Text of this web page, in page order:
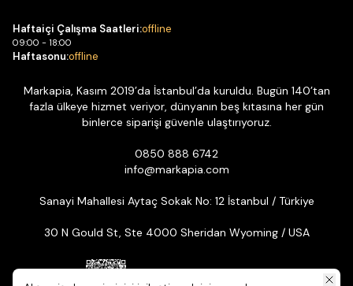
Haftaiçi Çalışma Saatleri:offline
09:00 - 18:00
Haftasonu:offline
Markapia, Kasım 2019’da İstanbul’da kuruldu. Bugün 140’tan
fazla ülkeye hizmet veriyor, dünyanın beş kıtasına her gün
binlerce siparişi güvenle ulaştırıyoruz.
0850 888 6742
info@markapia.com
Sanayi Mahallesi Aytaç Sokak No: 12 İstanbul / Türkiye
30 N Gould St, Ste 4000 Sheridan Wyoming / USA